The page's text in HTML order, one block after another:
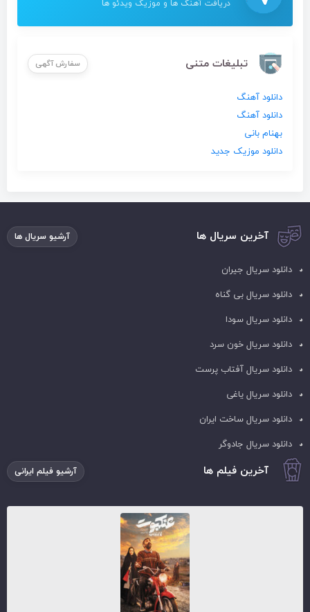
دریافت آهنگ ها و موزیک ویدئو ها
تبلیغات متنی سفارش آگهی
دانلود آهنگ
دانلود آهنگ
بهنام بانی
دانلود موزیک جدید
آخرین سریال ها آرشیو سریال ها
دانلود سریال جیران
دانلود سریال بی گناه
دانلود سریال سودا
دانلود سریال خون سرد
دانلود سریال آفتاب پرست
دانلود سریال یاغی
دانلود سریال ساخت ایران
دانلود سریال جادوگر
آخرین فیلم ها آرشیو فیلم ایرانی